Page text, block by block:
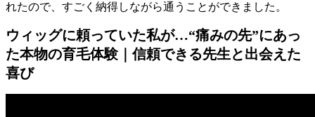
れたので、すごく納得しながら通うことができました。
ウィッグに頼っていた私が…“痛みの先”にあっ
た本物の育毛体験｜信頼できる先生と出会えた
喜び